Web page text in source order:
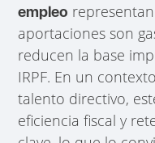
empleo
aportaciones son
reducen la base
IRPF. En un
talento directivo,
eficiencia fiscal y